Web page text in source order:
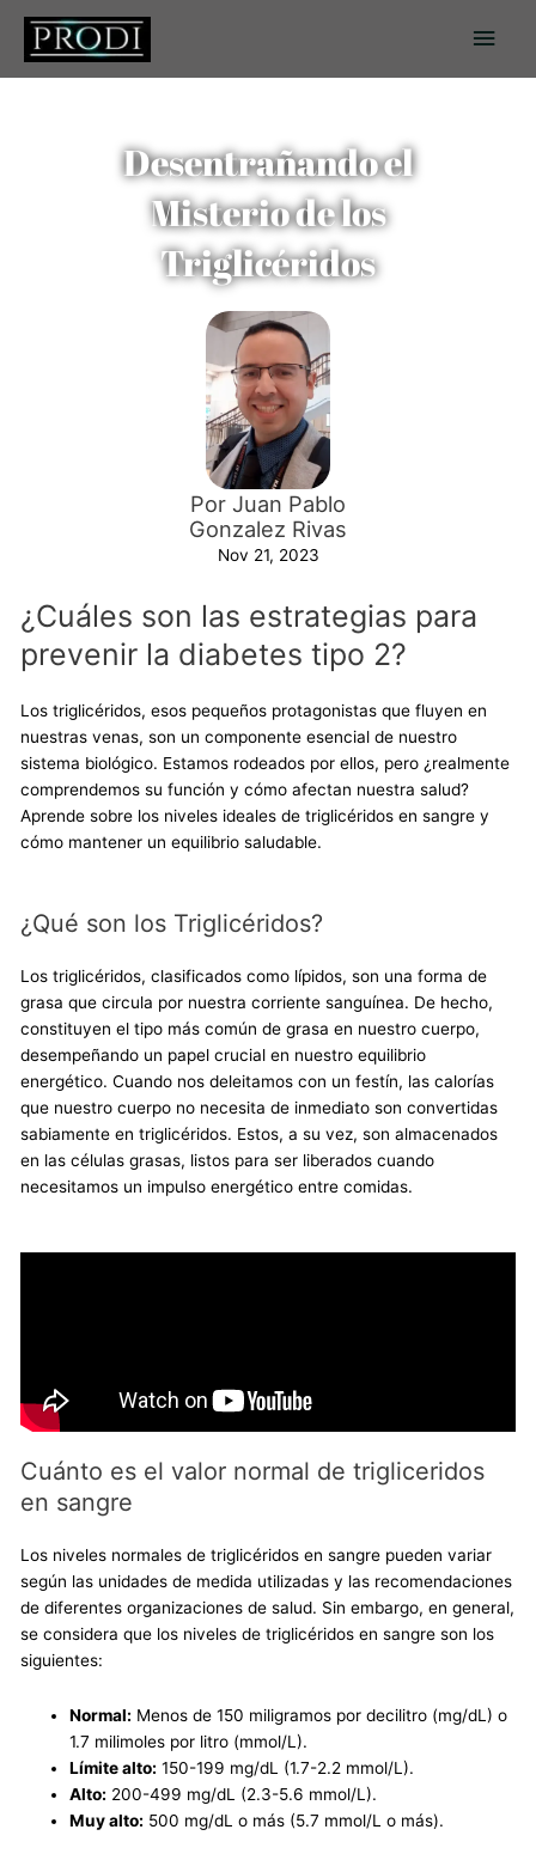
contenido
Desentrañando el
Misterio de los
Triglicéridos
Por Juan Pablo
Gonzalez Rivas
Nov 21, 2023
¿Cuáles son las estrategias para
prevenir la diabetes tipo 2?
Los triglicéridos, esos pequeños protagonistas que fluyen en
nuestras venas, son un componente esencial de nuestro
sistema biológico. Estamos rodeados por ellos, pero ¿realmente
comprendemos su función y cómo afectan nuestra salud?
Aprende sobre los niveles ideales de triglicéridos en sangre y
cómo mantener un equilibrio saludable.
¿Qué son los Triglicéridos?
Los triglicéridos, clasificados como lípidos, son una forma de
grasa que circula por nuestra corriente sanguínea. De hecho,
constituyen el tipo más común de grasa en nuestro cuerpo,
desempeñando un papel crucial en nuestro equilibrio
energético. Cuando nos deleitamos con un festín, las calorías
que nuestro cuerpo no necesita de inmediato son convertidas
sabiamente en triglicéridos. Estos, a su vez, son almacenados
en las células grasas, listos para ser liberados cuando
necesitamos un impulso energético entre comidas.
Cuánto es el valor normal de trigliceridos
en sangre
Los niveles normales de triglicéridos en sangre pueden variar
según las unidades de medida utilizadas y las recomendaciones
de diferentes organizaciones de salud. Sin embargo, en general,
se considera que los niveles de triglicéridos en sangre son los
siguientes:
Normal: Menos de 150 miligramos por decilitro (mg/dL) o
1.7 milimoles por litro (mmol/L).
Límite alto: 150-199 mg/dL (1.7-2.2 mmol/L).
Alto: 200-499 mg/dL (2.3-5.6 mmol/L).
Muy alto: 500 mg/dL o más (5.7 mmol/L o más).